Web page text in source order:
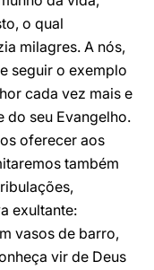
o qual
milagres. A nós,
seguir o exemplo
cada vez mais e
do seu Evangelho.
oferecer aos
também
exultante:
vasos de barro,
vir de Deus